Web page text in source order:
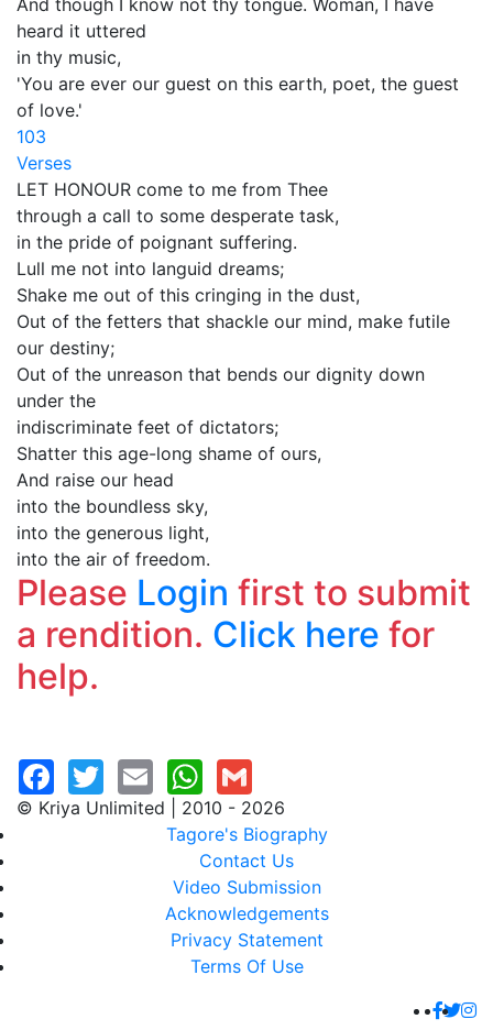
And though I know not thy tongue. Woman, I have
heard it uttered
in thy music,
'You are ever our guest on this earth, poet, the guest
of love.'
103
Verses
LET HONOUR come to me from Thee
through a call to some desperate task,
in the pride of poignant suffering.
Lull me not into languid dreams;
Shake me out of this cringing in the dust,
Out of the fetters that shackle our mind, make futile
our destiny;
Out of the unreason that bends our dignity down
under the
indiscriminate feet of dictators;
Shatter this age-long shame of ours,
And raise our head
into the boundless sky,
into the generous light,
into the air of freedom.
Please Login first to submit
a rendition. Click here for
help.
© Kriya Unlimited | 2010 - 2026
Tagore's Biography
Contact Us
Video Submission
Acknowledgements
Privacy Statement
Terms Of Use